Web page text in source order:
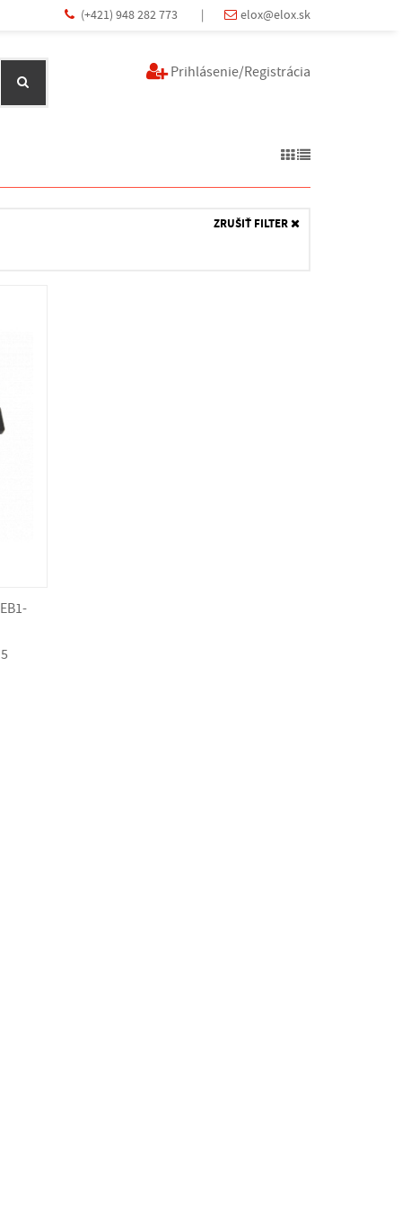
(+421) 948 282 773 | elox@elox.sk
Prihlásenie/Registrácia
ZRUŠIŤ FILTER